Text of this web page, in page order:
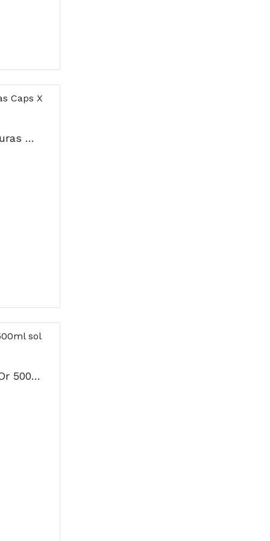
Depuralina Tira Gorduras Caps X 60 cáps(s)
Drenafast Sport Sol Or 500ml sol oral dil